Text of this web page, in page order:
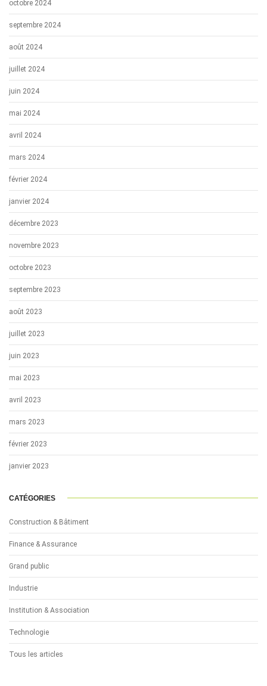
octobre 2024
septembre 2024
août 2024
juillet 2024
juin 2024
mai 2024
avril 2024
mars 2024
février 2024
janvier 2024
décembre 2023
novembre 2023
octobre 2023
septembre 2023
août 2023
juillet 2023
juin 2023
mai 2023
avril 2023
mars 2023
février 2023
janvier 2023
CATÉGORIES
Construction & Bâtiment
Finance & Assurance
Grand public
Industrie
Institution & Association
Technologie
Tous les articles